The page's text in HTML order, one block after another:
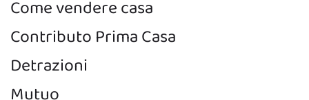
Come vendere casa
Contributo Prima Casa
Detrazioni